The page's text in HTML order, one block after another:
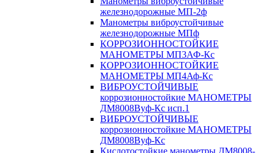
железнодорожные МП-2ф
Манометры виброустойчивые
железнодорожные МПф
КОРРОЗИОННОСТОЙКИЕ
МАНОМЕТРЫ МП3АФ-Кс
КОРРОЗИОННОСТОЙКИЕ
МАНОМЕТРЫ МП4Аф-Кс
ВИБРОУСТОЙЧИВЫЕ
коррозионностойкие МАНОМЕТРЫ
ДМ8008Вуф-Кс исп.1
ВИБРОУСТОЙЧИВЫЕ
коррозионностойкие МАНОМЕТРЫ
ДМ8008Вуф-Кс
Кислотостойкие манометры ДМ8008-